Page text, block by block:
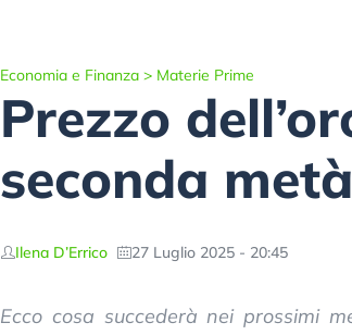
Economia e Finanza > Materie Prime
Prezzo
seconda
Ilena D’Errico 27 Luglio 2025 - 20:45
Ecco cosa succederà nei prossimi